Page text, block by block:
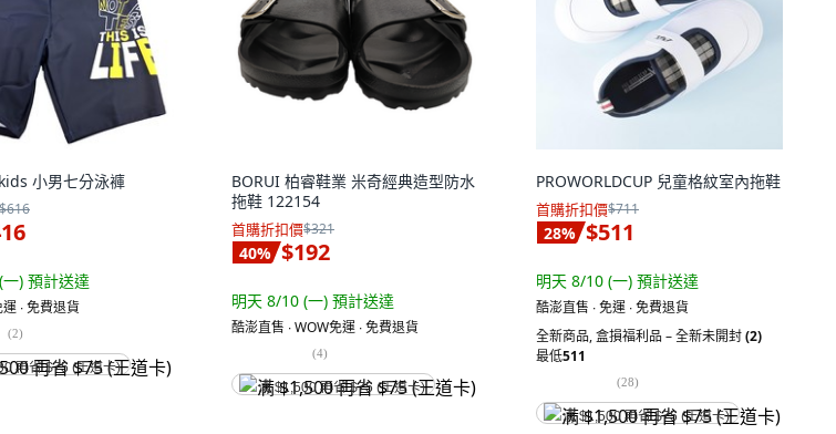
小男七分泳褲
$616
) 預計送達
∙ 免費退貨
(2)
再省 $75 (王道卡)
BORUI 柏睿鞋業 米奇經典造型防水
拖鞋 122154
首購折扣價$321
40% $192
明天 8/10 (一) 預計送達
酷澎直售 ∙ WOW免運 ∙ 免費退貨
(4)
满 $1,500 再省 $75 (王道卡)
PROWORLDCUP 兒童格紋室內拖鞋
首購折扣價$711
28% $511
明天 8/10 (一) 預計送達
酷澎直售 ∙ 免運 ∙ 免費退貨
全新商品,盒損福利品 – 全新未開封(2)
最低511
(28)
满 $1,500 再省 $75 (王道卡)